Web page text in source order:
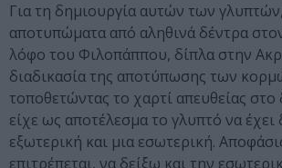
Για τη δημιουργία αυτών των
αποτυπώματα από αληθινά δέντρα
λόφο του Φιλοπάππου, δίπλα στην
διαδικασία της αποτύπωσης των
τοποθετώντας το χαρτί απευθείας
είχε ως αποτέλεσμα το γλυπτό να έχει
εξωτερική και μια εσωτερική.
επιτρέπεται, να δείξω και την